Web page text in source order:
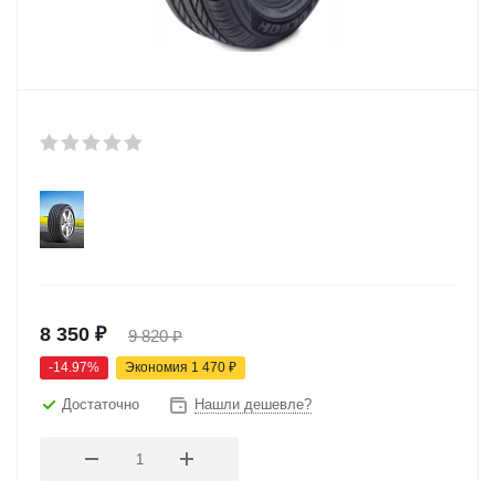
8 350 ₽ 9 820₽
-14.97% Экономия 1 470 ₽
Достаточно Нашли дешевле?